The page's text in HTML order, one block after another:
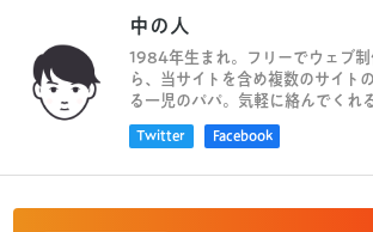
中の人
1984年生まれ。フリーでウェブ
ら、当サイトを含め複数のサイト
る一児のパパ。気軽に絡んでくれ
Twitter Facebook